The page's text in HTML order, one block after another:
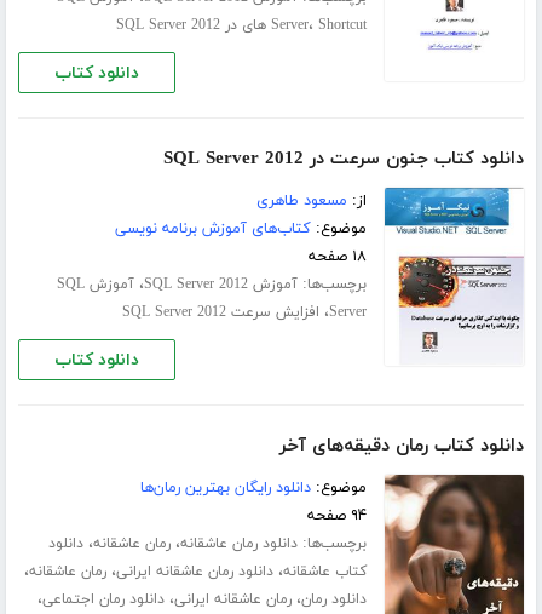
Server، Shortcut های در SQL Server 2012
دانلود کتاب
دانلود کتاب جنون سرعت در SQL Server 2012
از: مسعود طاهری
موضوع:کتاب‌های آموزش برنامه نویسی
۱۸ صفحه
برچسب‌ها:آموزش SQL Server 2012 ،
آموزش SQL
Server، افزایش سرعت SQL Server 2012
دانلود کتاب
دانلود کتاب رمان دقیقه‌های آخر
موضوع:دانلود رایگان بهترین رمان‌ها
۹۴ صفحه
برچسب‌ها:دانلود رمان عاشقانه،رمان عاشقانه،دانلود
کتاب عاشقانه،دانلود رمان عاشقانه ایرانی،رمان عاشقانه،
دانلود رمان،رمان عاشقانه ایرانی،دانلود رمان اجتماعی،